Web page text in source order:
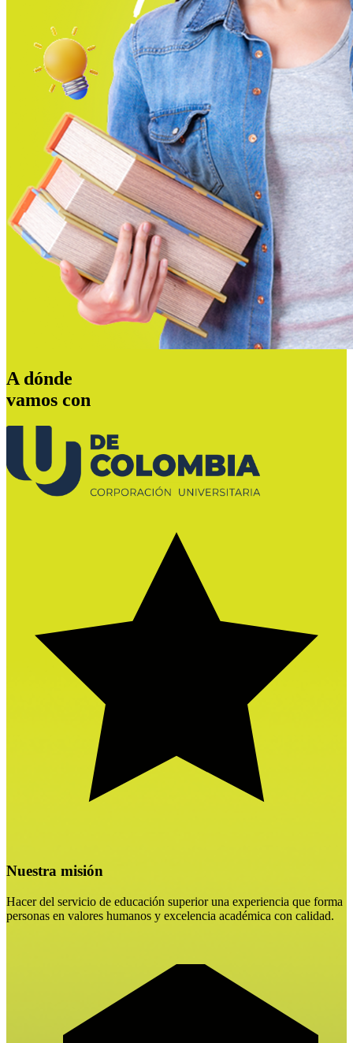
A dónde
vamos con
Nuestra misión
Hacer del servicio de educación superior una experiencia que forma
personas en valores humanos y excelencia académica con calidad.